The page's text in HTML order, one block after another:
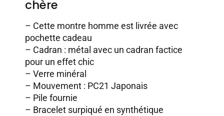
chère
– Cette montre homme est livrée avec
pochette cadeau
– Cadran : métal avec un cadran factice
pour un effet chic
– Verre minéral
– Mouvement : PC21 Japonais
– Pile fournie
– Bracelet surpiqué en synthétique